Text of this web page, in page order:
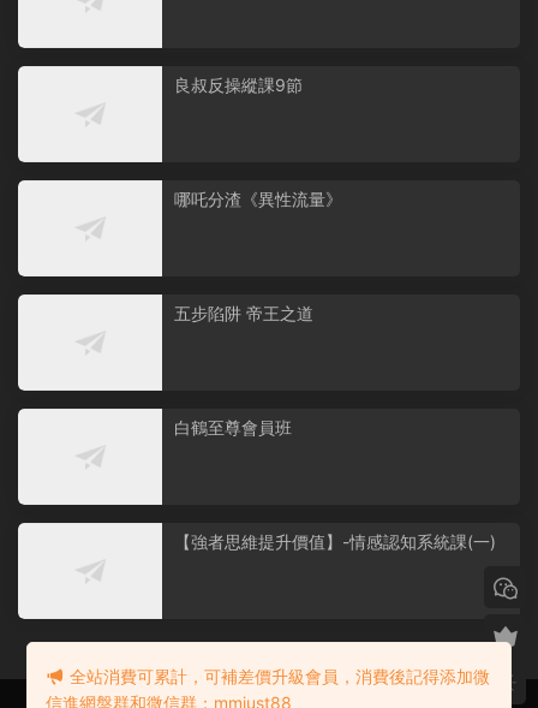
良叔反操縱課9節
哪吒分渣《異性流量》
五步陷阱 帝王之道
白鶴至尊會員班
【強者思維提升價值】-情感認知系統課(一)
全站消費可累計，可補差價升級會員，消費後記得添加微
信進網盤群和微信群：mmjust88